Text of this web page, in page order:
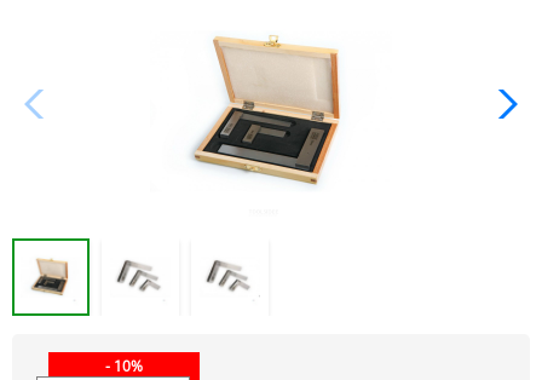
- 10%